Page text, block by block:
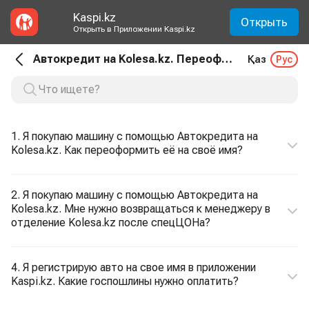
Kaspi.kz
Открыть в Приложении Kaspi.kz Открыть
Автокредит на Kolesa.kz. Переоформление авто Қаз Рус
1. Я покупаю машину с помощью Автокредита на
Kolesa.kz. Как переоформить её на своё имя?
2. Я покупаю машину с помощью Автокредита на
Kolesa.kz. Мне нужно возвращаться к менеджеру в
отделение Kolesa.kz после спецЦОНа?
4. Я регистрирую авто на свое имя в приложении
Kaspi.kz. Какие госпошлины нужно оплатить?